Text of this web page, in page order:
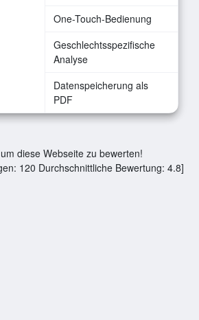
One-Touch-Bedienung
Geschlechtsspezifische
Analyse
Datenspeicherung als
PDF
diese Webseite zu bewerten!
120 Durchschnittliche Bewertung: 4.8]